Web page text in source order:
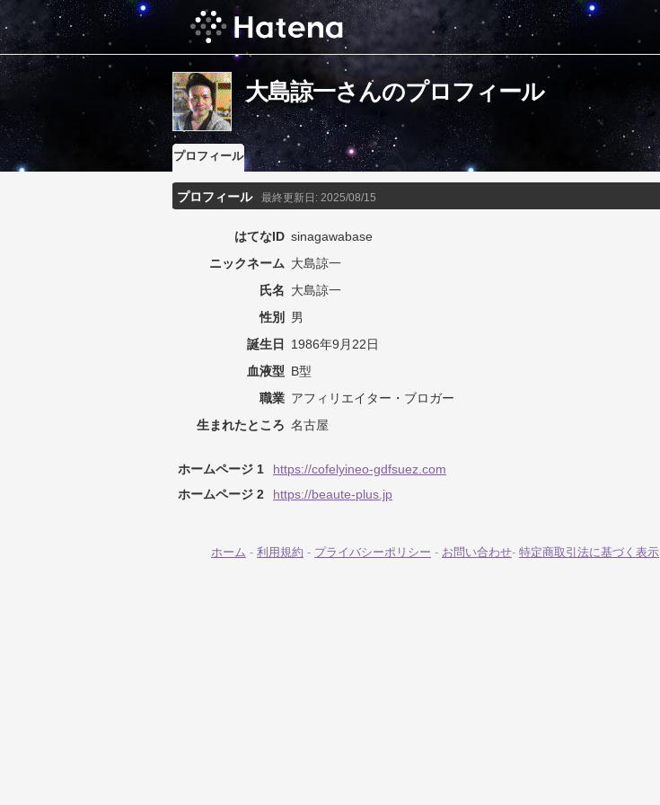
大島諒一さんのプロフィール
プロフィール
プロフィール 最終更新日: 2025/08/15
はてなID sinagawabase
ニックネーム 大島諒一
氏名 大島諒一
性別
男
誕生日
1986年9月22日
血液型 B型
職業 アフィリエイター・ブロガー
生まれたところ 名古屋
ホームページ 1
https://cofelyineo-gdfsuez.com
ホームページ 2
https://beaute-plus.jp
ホーム - 利用規約 - プライバシーポリシー - お問い合わせ- 特定商取引法に基づく表示